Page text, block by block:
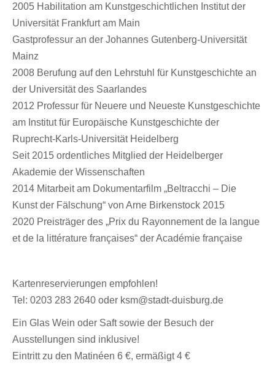
2005 Habilitation am Kunstgeschichtlichen Institut der
Universität Frankfurt am Main
Gastprofessur an der Johannes Gutenberg-Universität
Mainz
2008 Berufung auf den Lehrstuhl für Kunstgeschichte an
der Universität des Saarlandes
2012 Professur für Neuere und Neueste Kunstgeschichte
am Institut für Europäische Kunstgeschichte der
Ruprecht-Karls-Universität Heidelberg
Seit 2015 ordentliches Mitglied der Heidelberger
Akademie der Wissenschaften
2014 Mitarbeit am Dokumentarfilm „Beltracchi – Die
Kunst der Fälschung“ von Arne Birkenstock 2015
2020 Preisträger des „Prix du Rayonnement de la langue
et de la littérature françaises“ der Académie française
Kartenreservierungen empfohlen!
Tel: 0203 283 2640 oder ksm@stadt-duisburg.de
Ein Glas Wein oder Saft sowie der Besuch der
Ausstellungen sind inklusive!
Eintritt zu den Matinéen 6 €, ermäßigt 4 €